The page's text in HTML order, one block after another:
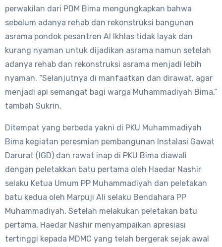
perwakilan dari PDM Bima mengungkapkan bahwa
sebelum adanya rehab dan rekonstruksi bangunan
asrama pondok pesantren Al Ikhlas tidak layak dan
kurang nyaman untuk dijadikan asrama namun setelah
adanya rehab dan rekonstruksi asrama menjadi lebih
nyaman. “Selanjutnya di manfaatkan dan dirawat, agar
menjadi api semangat bagi warga Muhammadiyah Bima,”
tambah Sukrin.
Ditempat yang berbeda yakni di PKU Muhammadiyah
Bima kegiatan peresmian pembangunan Instalasi Gawat
Darurat (IGD) dan rawat inap di PKU Bima diawali
dengan peletakkan batu pertama oleh Haedar Nashir
selaku Ketua Umum PP Muhammadiyah dan peletakan
batu kedua oleh Marpuji Ali selaku Bendahara PP
Muhammadiyah. Setelah melakukan peletakan batu
pertama, Haedar Nashir menyampaikan apresiasi
tertinggi kepada MDMC yang telah bergerak sejak awal